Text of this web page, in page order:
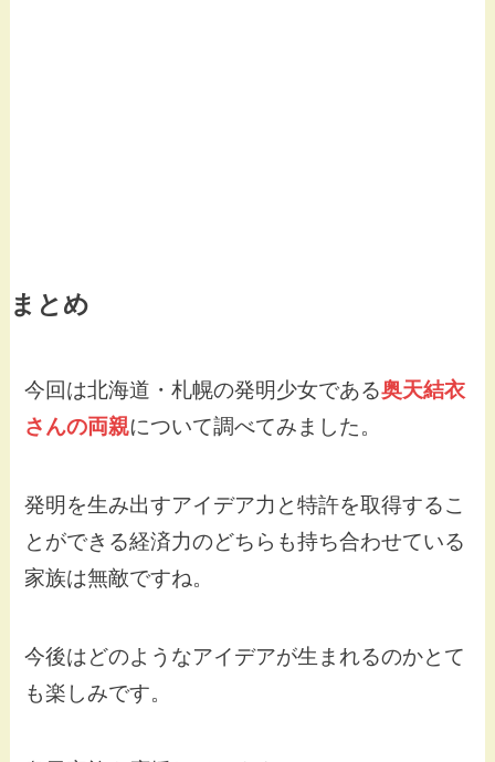
まとめ
今回は北海道・札幌の発明少女である奥天結衣
さんの両親について調べてみました。
発明を生み出すアイデア力と特許を取得するこ
とができる経済力のどちらも持ち合わせている
家族は無敵ですね。
今後はどのようなアイデアが生まれるのかとて
も楽しみです。